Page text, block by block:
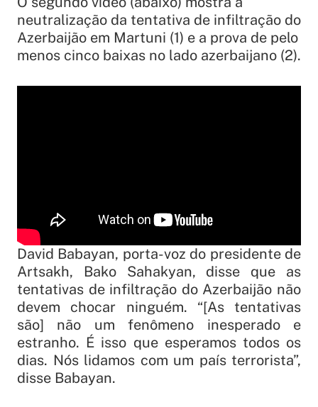
neutralização da tentativa de infiltração do
Azerbaijão em Martuni (1) e a prova de pelo
menos cinco baixas no lado azerbaijano (2).
David Babayan, porta-voz do presidente de
Artsakh, Bako Sahakyan, disse que as
tentativas de infiltração do Azerbaijão não
devem chocar ninguém. “[As tentativas
são] não um fenômeno inesperado e
estranho. É isso que esperamos todos os
dias. Nós lidamos com um país terrorista”,
disse Babayan.